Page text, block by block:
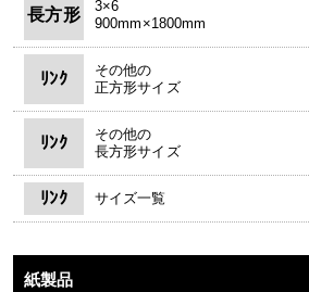
長方形
3×6
900mm×1800mm
ﾘﾝｸ
その他の
正方形サイズ
ﾘﾝｸ
その他の
長方形サイズ
ﾘﾝｸ サイズ一覧
紙製品